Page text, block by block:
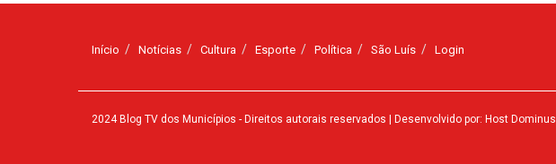
Início Notícias Cultura Esporte Política São Luís Login
2024Blog TV dos Municípios - Direitos autorais reservados | Desenvolvido por: Host Dominus